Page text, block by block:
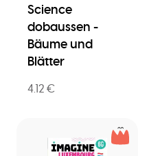
Science
dobaussen -
Bäume und
Blätter
4.12 €